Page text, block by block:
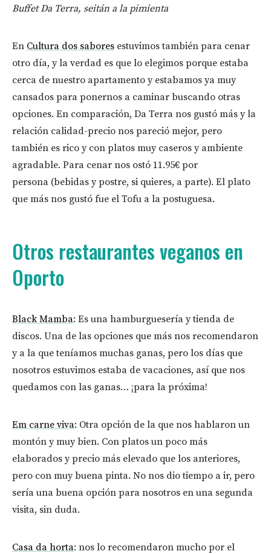
Buffet Da Terra, seitán a la pimienta
En Cultura dos sabores estuvimos también para cenar
otro día, y la verdad es que lo elegimos porque estaba
cerca de nuestro apartamento y estabamos ya muy
cansados para ponernos a caminar buscando otras
opciones. En comparación, Da Terra nos gustó más y la
relación calidad-precio nos pareció mejor, pero
también es rico y con platos muy caseros y ambiente
agradable. Para cenar nos ostó 11.95€ por
persona (bebidas y postre, si quieres, a parte). El plato
que más nos gustó fue el Tofu a la postuguesa.
Otros restaurantes veganos en
Oporto
Black Mamba: Es una hamburguesería y tienda de
discos. Una de las opciones que más nos recomendaron
y a la que teníamos muchas ganas, pero los días que
nosotros estuvimos estaba de vacaciones, así que nos
quedamos con las ganas… ¡para la próxima!
Em carne viva: Otra opción de la que nos hablaron un
montón y muy bien. Con platos un poco más
elaborados y precio más elevado que los anteriores,
pero con muy buena pinta. No nos dio tiempo a ir, pero
sería una buena opción para nosotros en una segunda
visita, sin duda.
Casa da horta: nos lo recomendaron mucho por el